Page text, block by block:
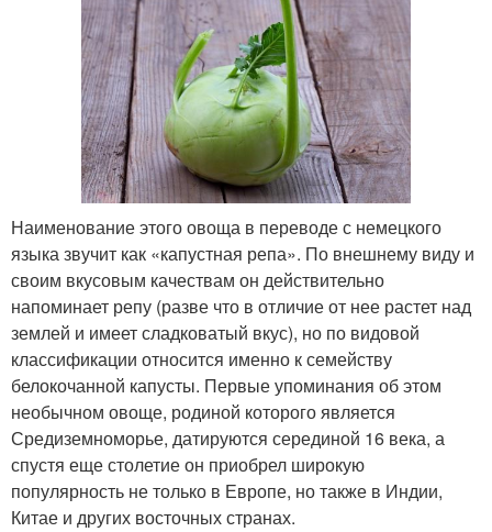
Наименование этого овоща в переводе с немецкого
языка звучит как «капустная репа». По внешнему виду и
своим вкусовым качествам он действительно
напоминает репу (разве что в отличие от нее растет над
землей и имеет сладковатый вкус), но по видовой
классификации относится именно к семейству
белокочанной капусты. Первые упоминания об этом
необычном овоще, родиной которого является
Средиземноморье, датируются серединой 16 века, а
спустя еще столетие он приобрел широкую
популярность не только в Европе, но также в Индии,
Китае и других восточных странах.